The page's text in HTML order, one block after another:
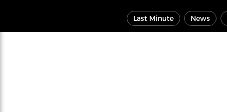
Last Minute News